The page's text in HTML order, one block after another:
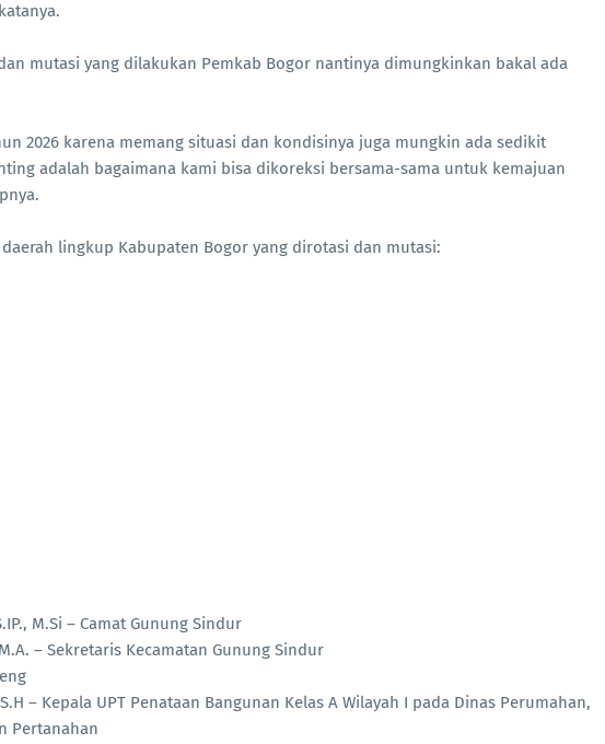
mutasi yang dilakukan Pemkab Bogor nantinya dimungkinkan bakal ada
2026 karena memang situasi dan kondisinya juga mungkin ada sedikit
adalah bagaimana kami bisa dikoreksi bersama-sama untuk kemajuan
lingkup Kabupaten Bogor yang dirotasi dan mutasi:
M.Si – Camat Gunung Sindur
– Sekretaris Kecamatan Gunung Sindur
– Kepala UPT Penataan Bangunan Kelas A Wilayah I pada Dinas Perumahan,
Pertanahan